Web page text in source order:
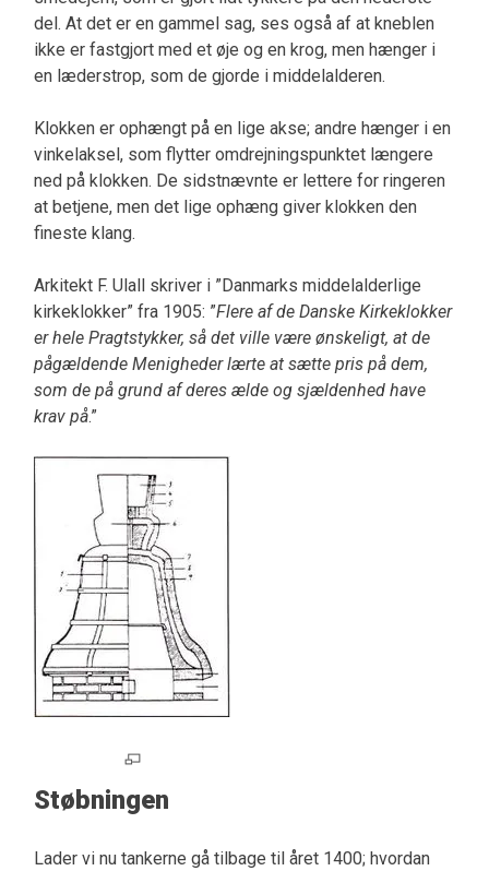
del. At det er en gammel sag, ses også af at kneblen
ikke er fastgjort med et øje og en krog, men hænger i
en læderstrop, som de gjorde i middelalderen.
Klokken er ophængt på en lige akse; andre hænger i en
vinkelaksel, som flytter omdrejningspunktet længere
ned på klokken. De sidstnævnte er lettere for ringeren
at betjene, men det lige ophæng giver klokken den
fineste klang.
Arkitekt F. Ulall skriver i ”Danmarks middelalderlige
kirkeklokker” fra 1905: ”Flere af de Danske Kirkeklokker
er hele Pragtstykker, så det ville være ønskeligt, at de
pågældende Menigheder lærte at sætte pris på dem,
som de på grund af deres ælde og sjældenhed have
krav på.”
Støbningen
Lader vi nu tankerne gå tilbage til året 1400; hvordan